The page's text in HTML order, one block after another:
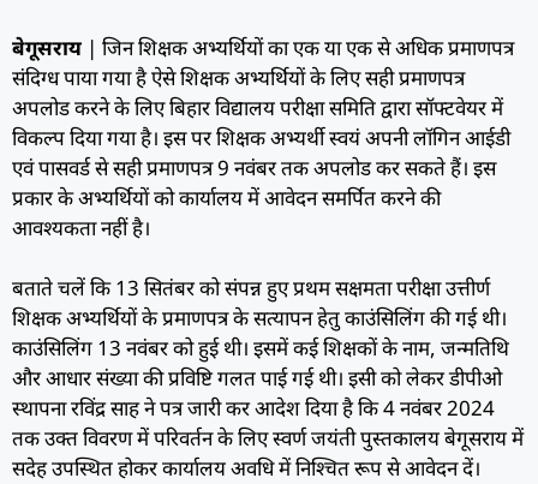
बेगूसराय | जिन शिक्षक अभ्यर्थियों का एक या एक से अधिक प्रमाणपत्र
संदिग्ध पाया गया है ऐसे शिक्षक अभ्यर्थियों के लिए सही प्रमाणपत्र
अपलोड करने के लिए बिहार विद्यालय परीक्षा समिति द्वारा सॉफ्टवेयर में
विकल्प दिया गया है। इस पर शिक्षक अभ्यर्थी स्वयं अपनी लॉगिन आईडी
एवं पासवर्ड से सही प्रमाणपत्र 9 नवंबर तक अपलोड कर सकते हैं। इस
प्रकार के अभ्यर्थियों को कार्यालय में आवेदन समर्पित करने की
आवश्यकता नहीं है।
बताते चलें कि 13 सितंबर को संपन्न हुए प्रथम सक्षमता परीक्षा उत्तीर्ण
शिक्षक अभ्यर्थियों के प्रमाणपत्र के सत्यापन हेतु काउंसिलिंग की गई थी।
काउंसिलिंग 13 नवंबर को हुई थी। इसमें कई शिक्षकाें के नाम, जन्मतिथि
और आधार संख्या की प्रविष्टि गलत पाई गई थी। इसी को लेकर डीपीओ
स्थापना रविंद्र साह ने पत्र जारी कर आदेश दिया है कि 4 नवंबर 2024
तक उक्त विवरण में परिवर्तन के लिए स्वर्ण जयंती पुस्तकालय बेगूसराय में
सदेह उपस्थित होकर कार्यालय अवधि में निश्चित रूप से आवेदन दें।